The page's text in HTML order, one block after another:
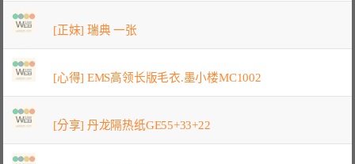
[正妹] 瑞典 一张
[心得] EMS高领长版毛衣.墨小楼MC1002
[分享] 丹龙隔热纸GE55+33+22